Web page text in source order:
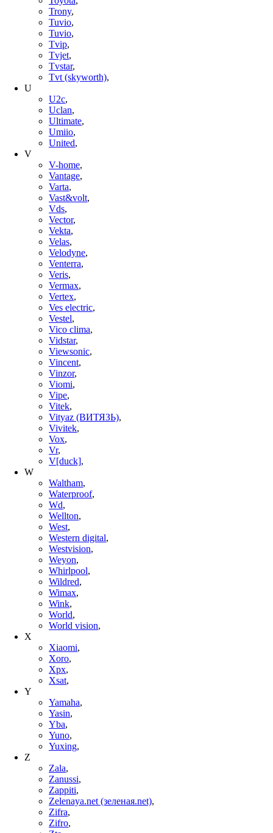
Trony,
Tuvio,
Tuvio,
Tvip,
Tvjet,
Tvstar,
Tvt (skyworth),
U
U2c,
Uclan,
Ultimate,
Umiio,
United,
V
V-home,
Vantage,
Varta,
Vast&volt,
Vds,
Vector,
Vekta,
Velas,
Velodyne,
Venterra,
Veris,
Vermax,
Vertex,
Ves electric,
Vestel,
Vico clima,
Vidstar,
Viewsonic,
Vincent,
Vinzor,
Viomi,
Vipe,
Vitek,
Vityaz (ВИТЯЗЬ),
Vivitek,
Vox,
Vr,
V[duck],
W
Waltham,
Waterproof,
Wd,
Wellton,
West,
Western digital,
Westvision,
Weyon,
Whirlpool,
Wildred,
Wimax,
Wink,
World,
World vision,
X
Xiaomi,
Xoro,
Xpx,
Xsat,
Y
Yamaha,
Yasin,
Yba,
Yuno,
Yuxing,
Z
Zala,
Zanussi,
Zappiti,
Zelenaya.net (зеленая.net),
Zifra,
Zifro,